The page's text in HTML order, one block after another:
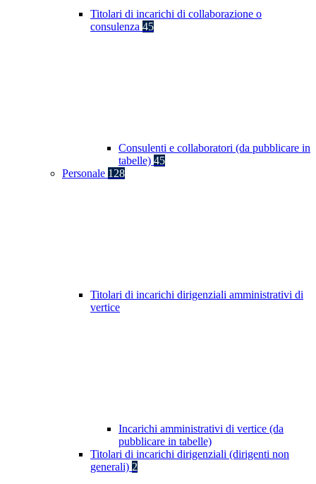
Titolari di incarichi di collaborazione o
consulenza 45
Consulenti e collaboratori (da pubblicare in
tabelle) 45
Personale 128
Titolari di incarichi dirigenziali amministrativi di
vertice
Incarichi amministrativi di vertice (da
pubblicare in tabelle)
Titolari di incarichi dirigenziali (dirigenti non
generali) 2